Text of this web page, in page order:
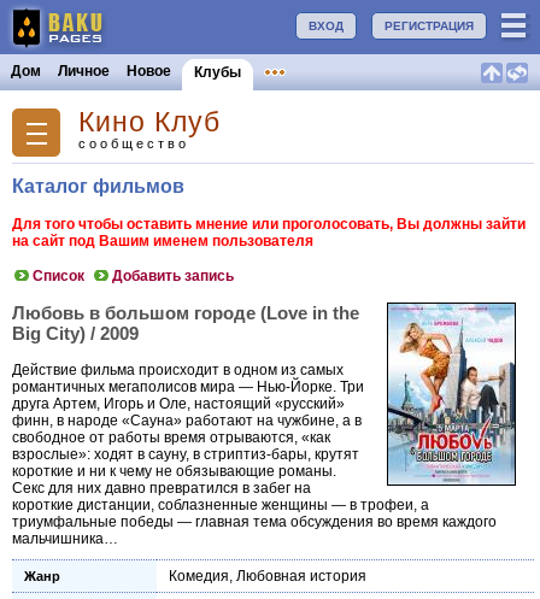
РЕГИСТРАЦИЯ
ВХОД
Дом Личное Новое Клубы
Кино Клуб
сообщество
Каталог фильмов
Для того чтобы оставить мнение или проголосовать, Вы должны зайти
на сайт под Вашим именем пользователя
Список Добавить запись
Любовь в большом городе (Love in the
Big City) / 2009
Действие фильма происходит в одном из самых
романтичных мегаполисов мира — Нью-Йорке. Три
друга Артем, Игорь и Оле, настоящий «русский»
финн, в народе «Сауна» работают на чужбине, а в
свободное от работы время отрываются, «как
взрослые»: ходят в сауну, в стриптиз-бары, крутят
короткие и ни к чему не обязывающие романы.
Секс для них давно превратился в забег на
короткие дистанции, соблазненные женщины — в трофеи, а
триумфальные победы — главная тема обсуждения во время каждого
мальчишника…
Жанр Комедия, Любовная история